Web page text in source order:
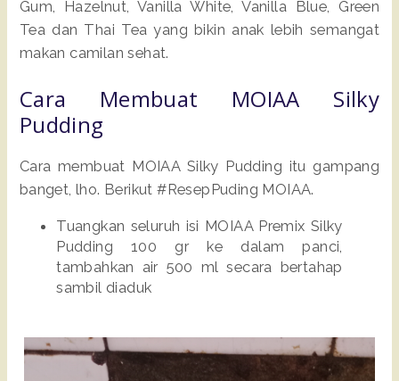
Gum, Hazelnut, Vanilla White, Vanilla Blue, Green
Tea dan Thai Tea yang bikin anak lebih semangat
makan camilan sehat.
Cara Membuat MOIAA Silky
Pudding
Cara membuat MOIAA Silky Pudding itu gampang
banget, lho. Berikut #ResepPuding MOIAA.
Tuangkan seluruh isi MOIAA Premix Silky
Pudding 100 gr ke dalam panci,
tambahkan air 500 ml secara bertahap
sambil diaduk